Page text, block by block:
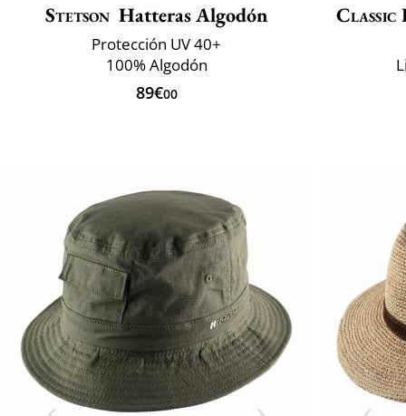
Stetson Hatteras Algodón
Protección UV 40+
100% Algodón
89€00